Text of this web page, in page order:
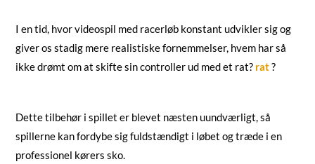
I en tid, hvor videospil med racerløb konstant udvikler sig og
giver os stadig mere realistiske fornemmelser, hvem har så
ikke drømt om at skifte sin controller ud med et rat? rat?
Dette tilbehør i spillet er blevet næsten uundværligt, så
spillerne kan fordybe sig fuldstændigt i løbet og træde i en
professionel kørers sko.